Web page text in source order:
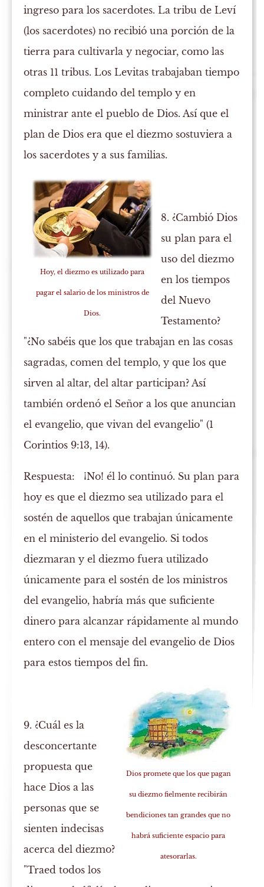
ingreso para los sacerdotes. La tribu de Leví
(los sacerdotes) no recibió una porción de la
tierra para cultivarla y negociar, como las
otras 11 tribus. Los Levitas trabajaban tiempo
completo cuidando del templo y en
ministrar ante el pueblo de Dios. Así que el
plan de Dios era que el diezmo sostuviera a
los sacerdotes y a sus familias.
Hoy, el diezmo es utilizado para
pagar el salario de los ministros de
Dios.
8. ¿Cambió Dios
su plan para el
uso del diezmo
en los tiempos
del Nuevo
Testamento?
"¿No sabéis que los que trabajan en las cosas
sagradas, comen del templo, y que los que
sirven al altar, del altar participan? Así
también ordenó el Señor a los que anuncian
el evangelio, que vivan del evangelio" (1
Corintios 9:13, 14).
Respuesta: ¡No! él lo continuó. Su plan para
hoy es que el diezmo sea utilizado para el
sostén de aquellos que trabajan únicamente
en el ministerio del evangelio. Si todos
diezmaran y el diezmo fuera utilizado
únicamente para el sostén de los ministros
del evangelio, habría más que suficiente
dinero para alcanzar rápidamente al mundo
entero con el mensaje del evangelio de Dios
para estos tiempos del fin.
Dios promete que los que pagan
su diezmo fielmente recibirán
bendiciones tan grandes que no
habrá suficiente espacio para
atesorarlas.
9. ¿Cuál es la
desconcertante
propuesta que
hace Dios a las
personas que se
sienten indecisas
acerca del diezmo?
"Traed todos los